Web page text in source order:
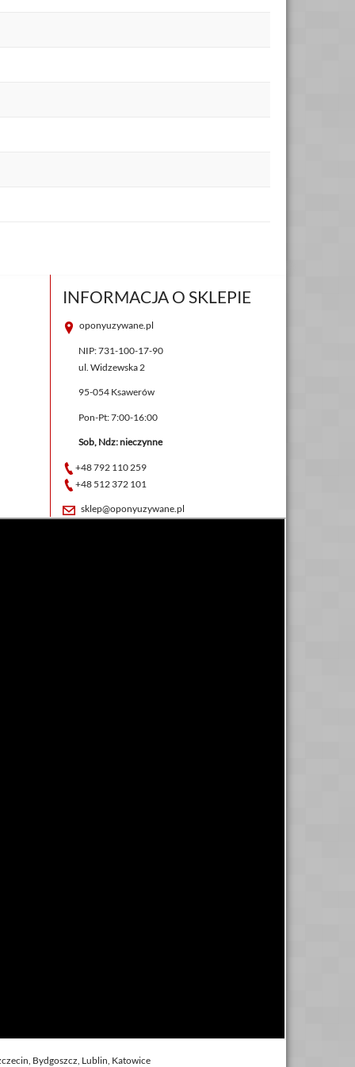
INFORMACJA O SKLEPIE
oponyuzywane.pl
NIP: 731-100-17-90
ul. Widzewska 2
95-054 Ksawerów
Pon-Pt: 7:00-16:00
Sob, Ndz: nieczynne
+48 792 110 259
+48 512 372 101
sklep@oponyuzywane.pl
Bydgoszcz, Lublin, Katowice